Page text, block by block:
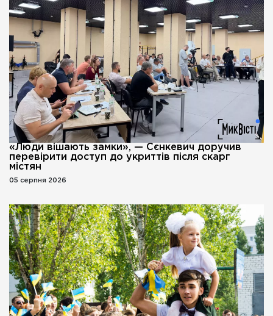
«Люди вішають замки», — Сєнкевич доручив
перевірити доступ до укриттів після скарг
містян
05 серпня 2026